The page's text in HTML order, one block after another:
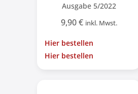
Ausgabe 5/2022
9,90€ inkl. Mwst.
Hier bestellen
Hier bestellen